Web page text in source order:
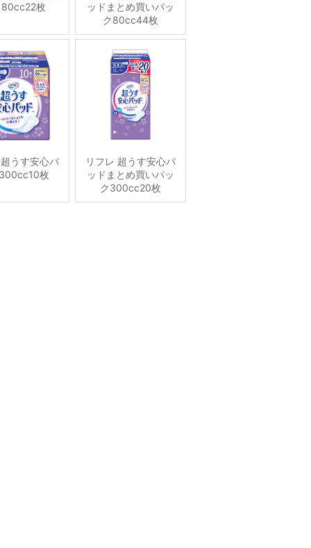
80cc22枚
ッドまとめ買いパッ
ク80cc44枚
うす安心パ
枚
リフレ 超うす安心パ
ッドまとめ買いパッ
ク300cc20枚